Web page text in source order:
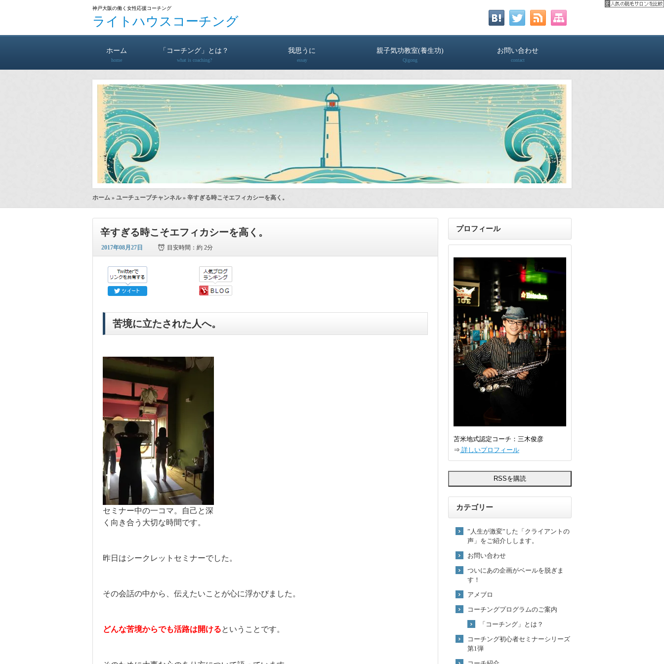
神戸大阪の働く女性応援コーチング
ライトハウスコーチング
ホーム
home
「コーチング」とは？
what is coaching?
我思うに
essay
親子気功教室(養生功)
Qigong
お問い合わせ
contact
ホーム » ユーチューブチャンネル» 辛すぎる時こそエフィカシーを高く。
辛すぎる時こそエフィカシーを高く。
2017年08月27日 目安時間：約 2分
苦境に立たされた人へ。
セミナー中の一コマ。自己と深
く向き合う大切な時間です。
昨日はシークレットセミナーでした。
その会話の中から、伝えたいことが心に浮かびました。
どんな苦境からでも活路は開けるということです。
プロフィール
苫米地式認定コーチ：三木俊彦
⇒ 詳しいプロフィール
カテゴリー
”人生が激変”した「クライアントの
声」をご紹介しします。
お問い合わせ
ついにあの企画がベールを脱ぎま
す！
アメブロ
コーチングプログラムのご案内
「コーチング」とは？
コーチング初心者セミナーシリーズ
第1弾